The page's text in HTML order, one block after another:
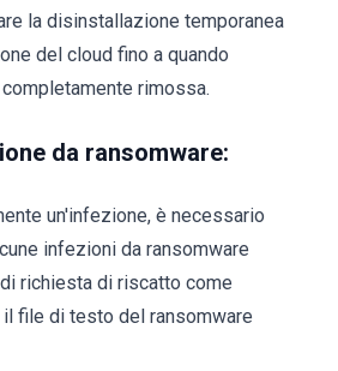
la disinstallazione temporanea
del cloud fino a quando
rimossa.
da ransomware:
un'infezione, è necessario
infezioni da ransomware
richiesta di riscatto come
file di testo del ransomware